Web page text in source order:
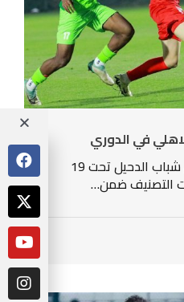
في الدوري
تخطى مساء اليوم فريق شباب الدحيل تحت 19
التصنيف ضمن…